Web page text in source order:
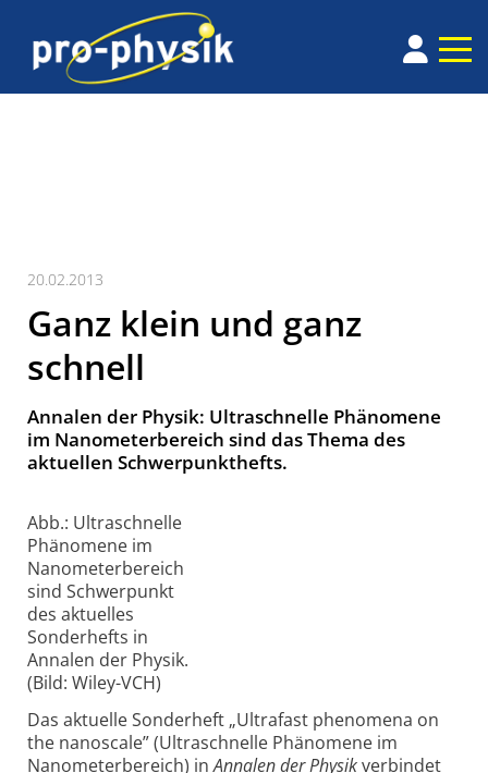
20.02.2013
Ganz klein und ganz
schnell
Annalen der Physik: Ultraschnelle Phänomene
im Nanometerbereich sind das Thema des
aktuellen Schwerpunkthefts.
Abb.: Ultraschnelle
Phänomene im
Nanometerbereich
sind Schwerpunkt
des aktuelles
Sonderhefts in
Annalen der Physik.
(Bild: Wiley-VCH)
Das aktuelle Sonderheft „Ultrafast phenomena on
the nanoscale” (Ultraschnelle Phänomene im
Nanometerbereich) inAnnalen der Physikverbindet